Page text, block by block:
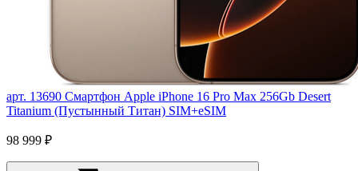
арт. 13690 Смартфон Apple iPhone 16 Pro Max 256Gb Desert
Titanium (Пустынный Титан) SIM+eSIM
98 999 ₽